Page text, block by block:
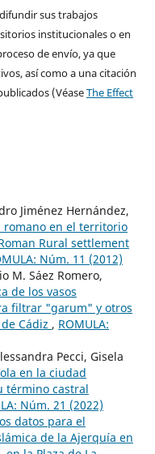
sus trabajos
institucionales o en
de envío, ya que
así como a una citación
(VéaseThe Effect
Jiménez Hernández,
en el territorio
Rural settlement
Núm. 11 (2012)
M. Sáez Romero,
de los vasos
filtrar "garum" y otros
Cádiz , ROMULA:
Pecci, Gisela
en la ciudad
término castral
Núm. 21 (2022)
datos para el
de la Ajerquía en